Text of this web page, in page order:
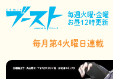
毎週火曜•金曜
お昼12時更新
毎月第4火曜日連載